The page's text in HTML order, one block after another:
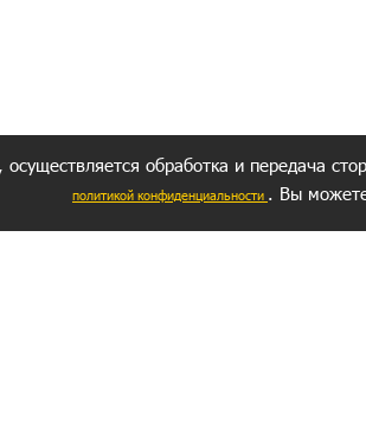
обработка и передача
политикой конфиденциальности . Вы можете